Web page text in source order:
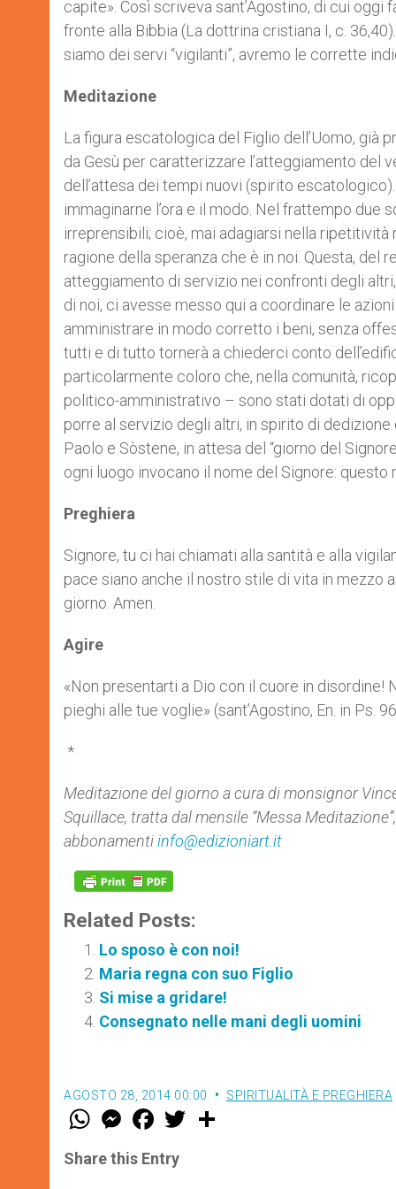
capite». Così scriveva sant’Agostino, di cui
fronte alla Bibbia (La dottrina cristiana I, c.
siamo dei servi “vigilanti”, avremo le corrette
Meditazione
La figura escatologica del Figlio dell’Uomo,
da Gesù per caratterizzare l’atteggiamento del
dell’attesa dei tempi nuovi (spirito
immaginarne l’ora e il modo. Nel frattempo
irreprensibili; cioè, mai adagiarsi nella
ragione della speranza che è in noi. Questa, del
atteggiamento di servizio nei confronti degli
di noi, ci avesse messo qui a coordinare le
amministrare in modo corretto i beni, senza
tutti e di tutto tornerà a chiederci conto
particolarmente coloro che, nella comunità,
politico-amministrativo – sono stati dotati di
porre al servizio degli altri, in spirito di
Paolo e Sòstene, in attesa del “giorno del
ogni luogo invocano il nome del Signore: questo
Preghiera
Signore, tu ci hai chiamati alla santità e alla
pace siano anche il nostro stile di vita in mezzo
giorno. Amen.
Agire
«Non presentarti a Dio con il cuore in
pieghi alle tue voglie» (sant’Agostino, En. in Ps.
*
Meditazione del giorno a cura dimonsignor
Squillace, tratta dal mensile “Messa
abbonamentiinfo@edizioniart.it
Related Posts:
Lo sposo è con noi!
Maria regna con suo Figlio
Si mise a gridare!
Consegnato nelle mani degli uomini
AGOSTO 28, 2014 00:00 SPIRITUALITÀ E PREGHIERA
W
t
s
M
e
s
e
F
a
e
b
w
Share this Entry